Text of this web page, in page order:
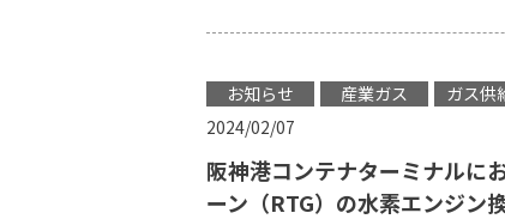
お知らせ 産業ガス ガス供
2024/02/07
阪神港コンテナターミナルに
ーン（RTG）の水素エンジン